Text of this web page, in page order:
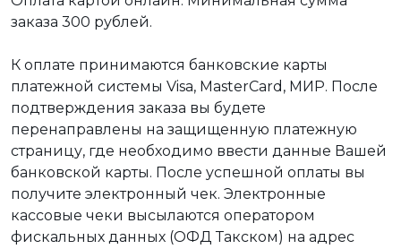
заказа 300 рублей.
К оплате принимаются банковские карты
платежной системы Visa, MasterCard, МИР. После
подтверждения заказа вы будете
перенаправлены на защищенную платежную
страницу, где необходимо ввести данные Вашей
банковской карты. После успешной оплаты вы
получите электронный чек. Электронные
кассовые чеки высылаются оператором
фискальных данных (ОФД Такском) на адрес